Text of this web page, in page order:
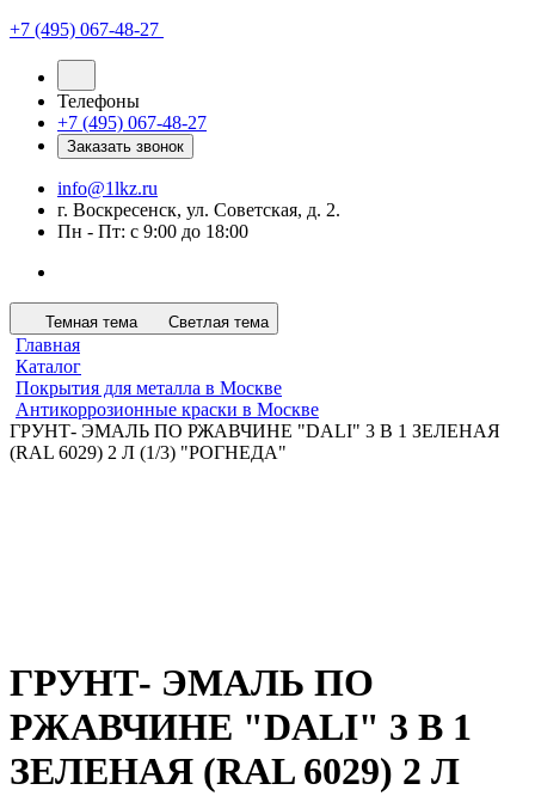
+7 (495) 067-48-27
Телефоны
+7 (495) 067-48-27
Заказать звонок
info@1lkz.ru
г. Воскресенск, ул. Советская, д. 2.
Пн - Пт: с 9:00 до 18:00
Темная тема Светлая тема
Главная
Каталог
Покрытия для металла в Москве
Антикоррозионные краски в Москве
ГРУНТ- ЭМАЛЬ ПО РЖАВЧИНЕ "DALI" 3 В 1 ЗЕЛЕНАЯ
(RAL 6029) 2 Л (1/3) "РОГНЕДА"
ГРУНТ- ЭМАЛЬ ПО
РЖАВЧИНЕ "DALI" 3 В 1
ЗЕЛЕНАЯ (RAL 6029) 2 Л